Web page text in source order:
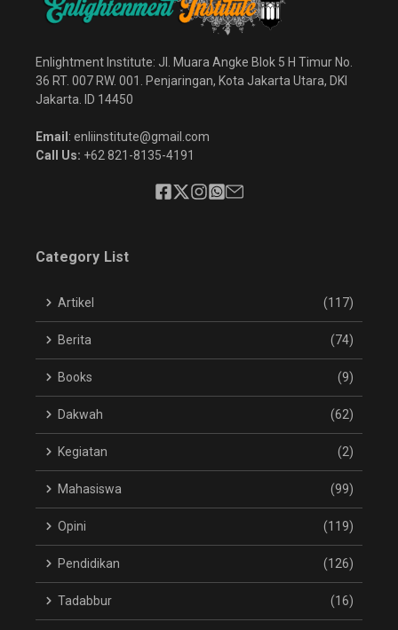
Enlightment Institute: Jl. Muara Angke Blok 5 H Timur No.
36 RT. 007 RW. 001. Penjaringan, Kota Jakarta Utara, DKI
Jakarta. ID 14450
Email : enliinstitute@gmail.com
Call Us: +62 821-8135-4191
Category List
Artikel (117)
Berita (74)
Books (9)
Dakwah (62)
Kegiatan (2)
Mahasiswa (99)
Opini (119)
Pendidikan (126)
Tadabbur (16)